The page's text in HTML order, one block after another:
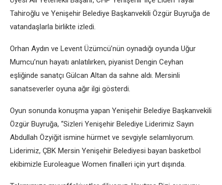
Tahiroğlu ve Yenişehir Belediye Başkanvekili Özgür Buyruğa de
vatandaşlarla birlikte izledi.
Orhan Aydın ve Levent Üzümcü’nün oynadığı oyunda Uğur
Mumcu’nun hayatı anlatılırken, piyanist Dengin Ceyhan
eşliğinde sanatçı Gülcan Altan da sahne aldı. Mersinli
sanatseverler oyuna ağır ilgi gösterdi.
Oyun sonunda konuşma yapan Yenişehir Belediye Başkanvekili
Özgür Buyruğa, “Sizleri Yenişehir Belediye Liderimiz Sayın
Abdullah Özyiğit ismine hürmet ve sevgiyle selamlıyorum.
Liderimiz, ÇBK Mersin Yenişehir Belediyesi bayan basketbol
ekibimizle Euroleague Women finalleri için yurt dışında.